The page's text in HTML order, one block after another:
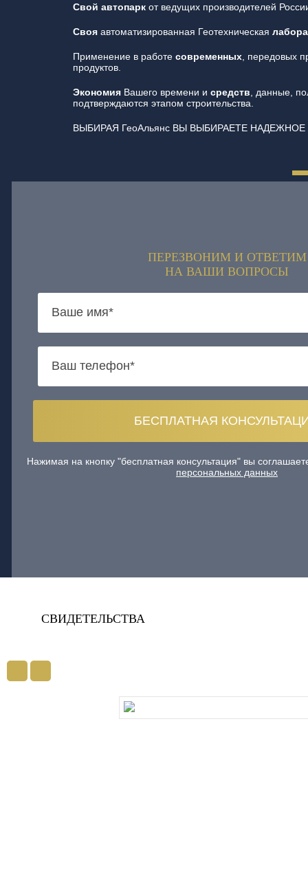
Свой автопарк от ведущих производителей
Своя автоматизированная Геотехническая
Применение в работесовременных , передовых
продуктов.
Экономия Вашего времени исредств , данные,
подтверждаются этапом строительства.
ВЫБИРАЯ ГеоАльянс ВЫ ВЫБИРАЕТЕ
ПЕРЕЗВОНИМ И ОТВЕТИМ
НА ВАШИ ВОПРОСЫ
Нажимая на кнопку "бесплатная консультация" вы
персональных данных
СВИДЕТЕЛЬСТВА